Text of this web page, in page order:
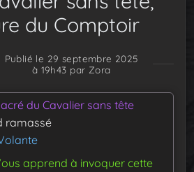
du Comptoir
Publié le 29 septembre 2025
à 19h43 par Zora
du Cavalier sans tête
ramassé
apprend à invoquer cette